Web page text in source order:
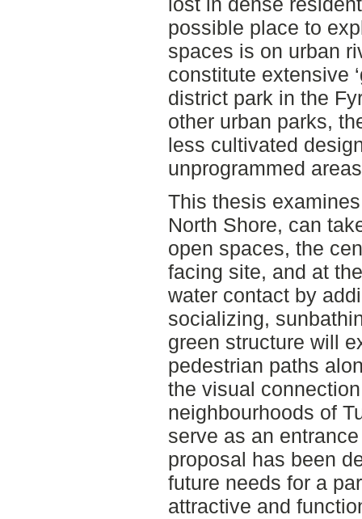
possible place to
spaces is on urban
constitute extensive
district park in the
other urban parks,
less cultivated
unprogrammed
This thesis
North Shore, can
open spaces, the
facing site, and at
water contact by
socializing,
green structure will
pedestrian paths
the visual
neighbourhoods of
serve as an
proposal has been
future needs for a
attractive and